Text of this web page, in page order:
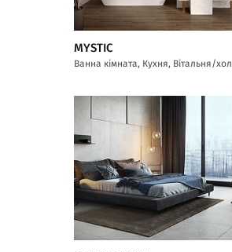
MYSTIC
Ванна кімната, Кухня, Вітальня/хол